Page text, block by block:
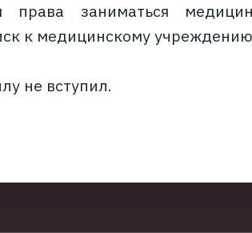
права заниматься
к медицинскому
не вступил.